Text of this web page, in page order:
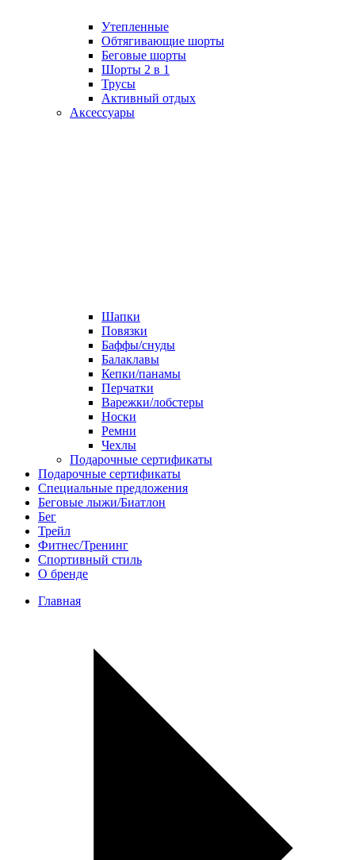
Утепленные
Обтягивающие шорты
Беговые шорты
Шорты 2 в 1
Трусы
Активный отдых
Аксессуары
Шапки
Повязки
Баффы/снуды
Балаклавы
Кепки/панамы
Перчатки
Варежки/лобстеры
Носки
Ремни
Чехлы
Подарочные сертификаты
Подарочные сертификаты
Специальные предложения
Беговые лыжи/Биатлон
Бег
Трейл
Фитнес/Тренинг
Спортивный стиль
О бренде
Главная